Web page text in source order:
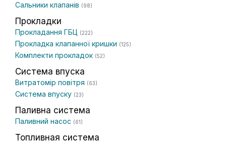
Сальники клапанів (98)
Прокладки
Прокладання ГБЦ (222)
Прокладка клапанної кришки (125)
Комплекти прокладок (52)
Система впуска
Витратомір повітря (63)
Система впуску (23)
Паливна система
Паливний насос (61)
Топливная система